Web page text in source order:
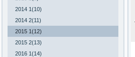
2014 1(10)
2014 2(11)
2015 1(12)
2015 2(13)
2016 1(14)